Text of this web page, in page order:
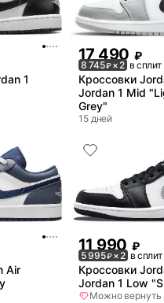
1
17 490 ₽
8 745₽× 2 в сплит
Кроссовки
Jordan 1 Mid
Grey"
15 дней
Air
11 990 ₽
5 995₽× 2 в сплит
Кроссовки
Jordan 1 Low
Можно вернуть